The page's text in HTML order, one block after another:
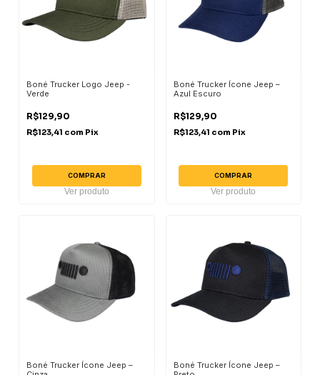
Boné Trucker Logo Jeep -
Verde
R$129,90
R$123,41 com Pix
COMPRAR
Ver produto
Boné Trucker Ícone Jeep –
Azul Escuro
R$129,90
R$123,41 com Pix
COMPRAR
Ver produto
Boné Trucker Ícone Jeep –
Boné Trucker Ícone Jeep –